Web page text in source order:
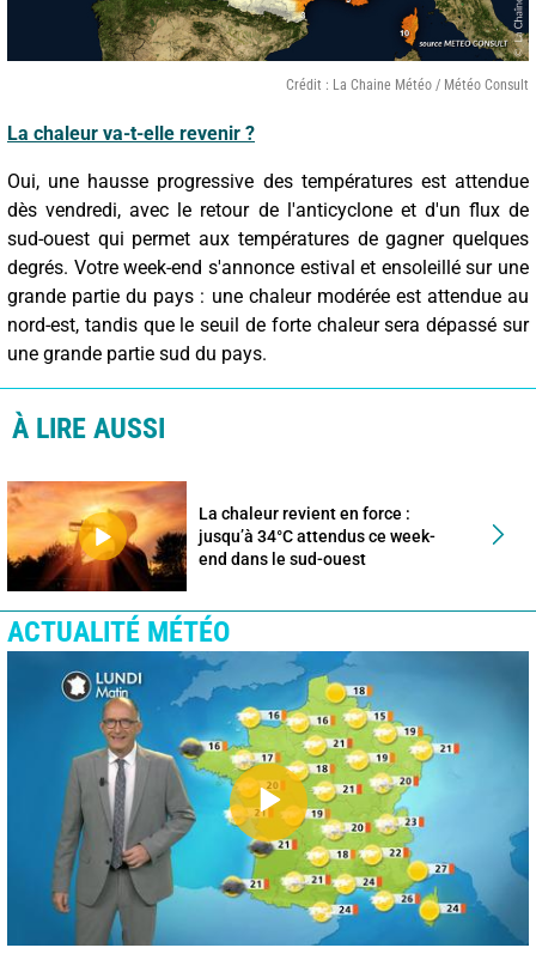
Crédit : La Chaine Météo / Météo Consult
La chaleur va-t-elle revenir ?
Oui, une hausse progressive des températures est attendue
dès vendredi, avec le retour de l'anticyclone et d'un flux de
sud-ouest qui permet aux températures de gagner quelques
degrés. Votre week-end s'annonce estival et ensoleillé sur une
grande partie du pays : une chaleur modérée est attendue au
nord-est, tandis que le seuil de forte chaleur sera dépassé sur
une grande partie sud du pays.
À LIRE AUSSI
La chaleur revient en force :
jusqu’à 34°C attendus ce week-
end dans le sud-ouest
ACTUALITÉ MÉTÉO